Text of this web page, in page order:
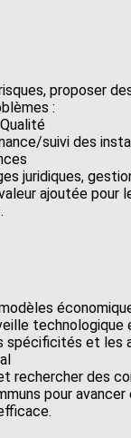
proposer
:
suivi des
juridiques,
ajoutée pour
spécificités et les
rechercher des
pour avancer